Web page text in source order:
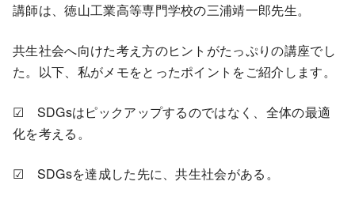
講師は、徳山工業高等専門学校の三浦靖一郎先生。
共生社会へ向けた考え方のヒントがたっぷりの講座でし
た。以下、私がメモをとったポイントをご紹介します。
☑ SDGsはピックアップするのではなく、全体の最適
化を考える。
☑ SDGsを達成した先に、共生社会がある。